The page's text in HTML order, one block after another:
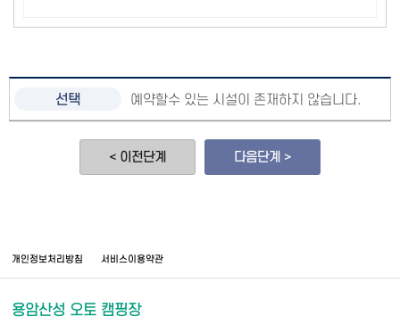
예약할수 있는 시설이 존재하지 않습니다.
< 이전단계 다음단계 >
개인정보처리방침 서비스이용약관
용암산성 오토 캠핑장